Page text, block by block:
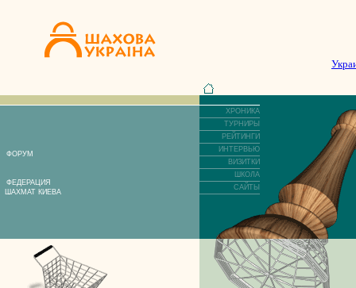
ФОРУМ
ФЕДЕРАЦИЯ
ШАХМАТ КИЕВА
ХРОНИКА
ТУРНИРЫ
РЕЙТИНГИ
ИНТЕРВЬЮ
ВИЗИТКИ
ШКОЛА
САЙТЫ